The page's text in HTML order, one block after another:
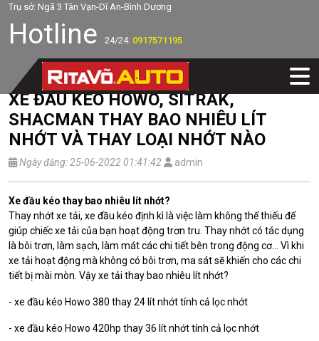
Trụ sở: Ngã 3 Tân Vạn-Dĩ An-Bình Dương
Hotline 24/24: 0917571195
XE ĐẦU KÉO HOWO, SITRAK,
SHACMAN THAY BAO NHIÊU LÍT
NHỚT VÀ THAY LOẠI NHỚT NÀO
Ngày đăng: 25-06-2022 01:41:42 admin
Xe đầu kéo thay bao nhiêu lít nhớt?
Thay nhớt xe tải, xe đầu kéo định kì là việc làm không thể thiếu để
giúp chiếc xe tải của bạn hoạt động trơn tru. Thay nhớt có tác dụng
là bôi trơn, làm sạch, làm mát các chi tiết bên trong động cơ… Vì khi
xe tải hoạt động mà không có bôi trơn, ma sát sẽ khiến cho các chi
tiết bị mài mòn. Vậy xe tải thay bao nhiêu lít nhớt?
- xe đầu kéo Howo 380 thay 24 lít nhớt tính cả lọc nhớt
- xe đầu kéo Howo 420hp thay 36 lít nhớt tính cả lọc nhớt